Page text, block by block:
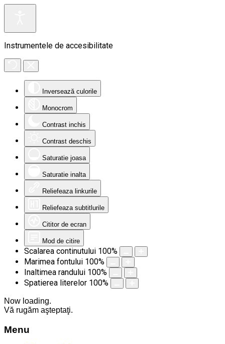
Instrumentele de accesibilitate
Inversează culorile
Monocrom
Contrast inchis
Contrast deschis
Saturatie joasa
Saturatie inalta
Reliefeaza linkurile
Reliefeaza subtitlurile
Cititor de ecran
Mod de citire
Scalarea continutului 100%
Marimea fontului 100%
Inaltimea randului 100%
Spatierea literelor 100%
Now loading.
Vă rugăm aşteptaţi.
Menu